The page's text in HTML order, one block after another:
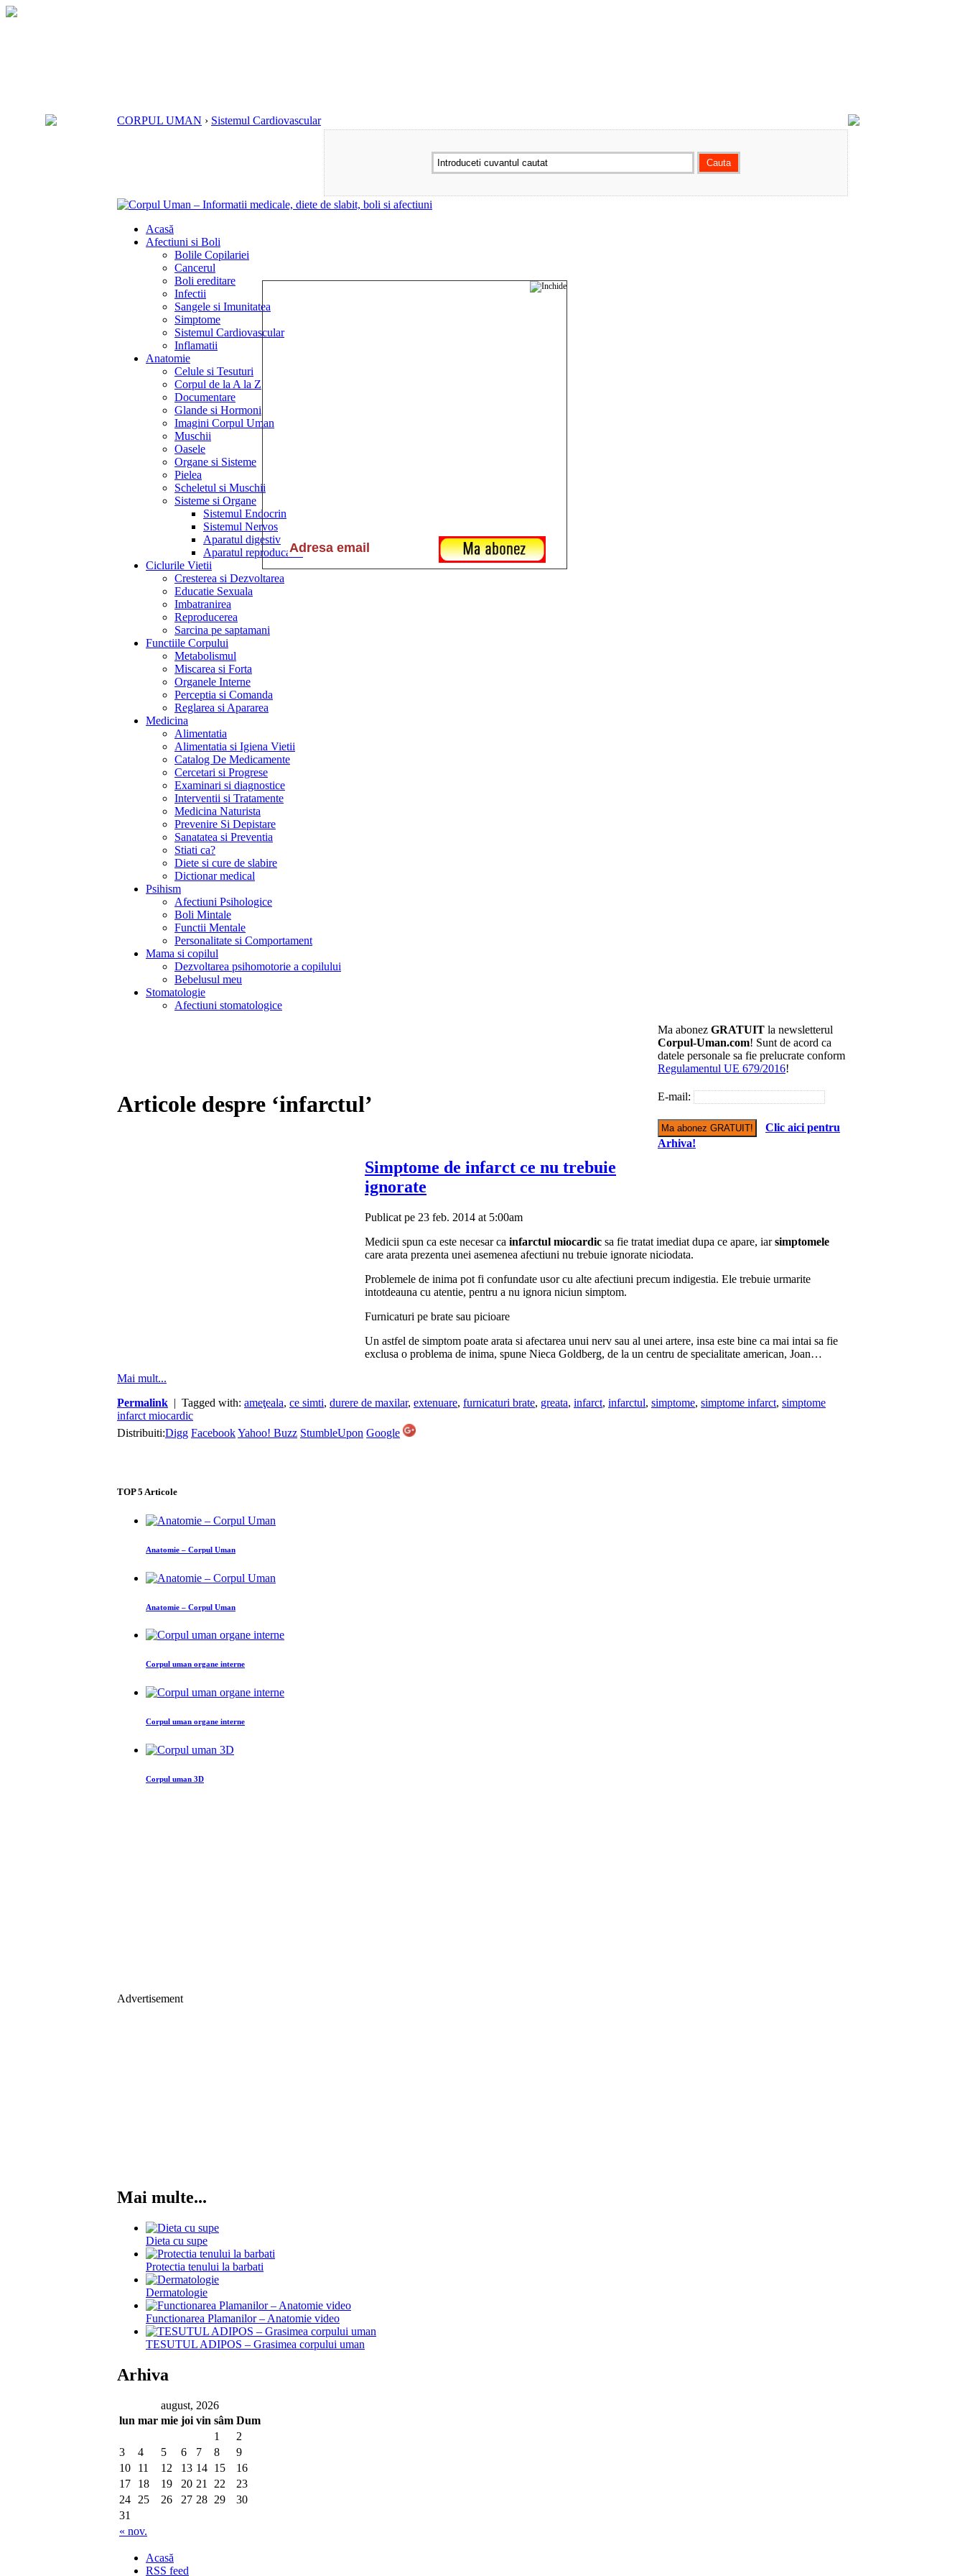
CORPUL UMAN › Sistemul Cardiovascular
Acasă
Afectiuni si Boli
Bolile Copilariei
Cancerul
Boli ereditare
Infectii
Sangele si Imunitatea
Simptome
Sistemul Cardiovascular
Inflamatii
Anatomie
Celule si Tesuturi
Corpul de la A la Z
Documentare
Glande si Hormoni
Imagini Corpul Uman
Muschii
Oasele
Organe si Sisteme
Pielea
Scheletul si Muschii
Sisteme si Organe
Sistemul Endocrin
Sistemul Nervos
Aparatul digestiv
Aparatul reproducator
Ciclurile Vietii
Cresterea si Dezvoltarea
Educatie Sexuala
Imbatranirea
Reproducerea
Sarcina pe saptamani
Functiile Corpului
Metabolismul
Miscarea si Forta
Organele Interne
Perceptia si Comanda
Reglarea si Apararea
Medicina
Alimentatia
Alimentatia si Igiena Vietii
Catalog De Medicamente
Cercetari si Progrese
Examinari si diagnostice
Interventii si Tratamente
Medicina Naturista
Prevenire Si Depistare
Sanatatea si Preventia
Stiati ca?
Diete si cure de slabire
Dictionar medical
Psihism
Afectiuni Psihologice
Boli Mintale
Functii Mentale
Personalitate si Comportament
Mama si copilul
Dezvoltarea psihomotorie a copilului
Bebelusul meu
Stomatologie
Afectiuni stomatologice
Ma abonez GRATUIT la newsletterul
Corpul-Uman.com! Sunt de acord ca
datele personale sa fie prelucrate conform
Regulamentul UE 679/2016!
E-mail:
Clic aici pentru
Arhiva!
Articole despre ‘infarctul’
Simptome de infarct ce nu trebuie
ignorate
Publicat pe 23 feb. 2014 at 5:00am
Medicii spun ca este necesar ca infarctul miocardic sa fie tratat imediat dupa ce apare, iarsimptomele
care arata prezenta unei asemenea afectiuni nu trebuie ignorate niciodata.
Problemele de inima pot fi confundate usor cu alte afectiuni precum indigestia. Ele trebuie urmarite
intotdeauna cu atentie, pentru a nu ignora niciun simptom.
Furnicaturi pe brate sau picioare
Un astfel de simptom poate arata si afectarea unui nerv sau al unei artere, insa este bine ca mai intai sa fie
exclusa o problema de inima, spune Nieca Goldberg, de la un centru de specialitate american, Joan…
Mai mult...
Permalink | Tagged with: ameţeala, ce simti, durere de maxilar, extenuare, furnicaturi brate, greata, infarct, infarctul, simptome, simptome infarct, simptome
infarct miocardic
Distribuiti:Digg FacebookYahoo! Buzz StumbleUpon Google
TOP5 Articole
Anatomie – Corpul Uman
Anatomie – Corpul Uman
Corpul uman organe interne
Corpul uman organe interne
Corpul uman 3D
Advertisement
Mai multe...
Dieta cu supe
Protectia tenului la barbati
Dermatologie
Functionarea Plamanilor – Anatomie video
TESUTUL ADIPOS – Grasimea corpului uman
Arhiva
august, 2026
lun mar mie joi vin sâm Dum
« nov.
1
2
3
4 5 6 7 8
9
10
11 12 13 14 15
16
17
18 19 20 21 22
23
24
25 26 27 28 29
30
31
Acasă
RSS feed